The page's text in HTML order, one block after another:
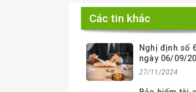
Các tin khác
Nghị định số
ngày 06/09/
27/11/2024